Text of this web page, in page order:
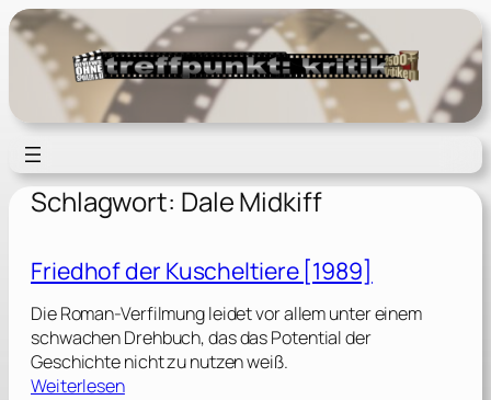
Zum
Inhalt
springen
Schlagwort: Dale Midkiff
Friedhof der Kuscheltiere [1989]
Die Roman-Verfilmung leidet vor allem unter einem
schwachen Drehbuch, das das Potential der
Geschichte nicht zu nutzen weiß.
Weiterlesen: